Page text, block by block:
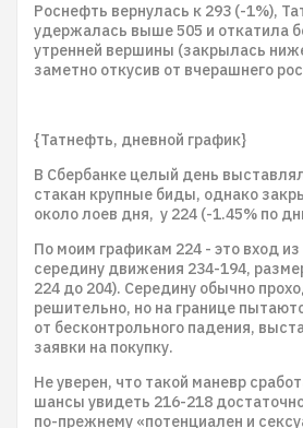
Роснефть вернулась к 293 (-1%),
удержалась выше 505 и откатила
утренней вершины (закрылась
заметно откусив от вчерашнего
{Татнефть, дневной график}
В Сбербанке целый день
стакан крупные биды, однако
около лоев дня, у 224 (-1.45% по
По моим графикам 224 - это вход из
середину движения 234-194,
224 до 204). Середину обычно
решительно, но на границе
от бесконтрольного падения,
заявки на покупку.
Не уверен, что такой маневр
шансы увидеть 216-218
по-прежнему «потенциален и